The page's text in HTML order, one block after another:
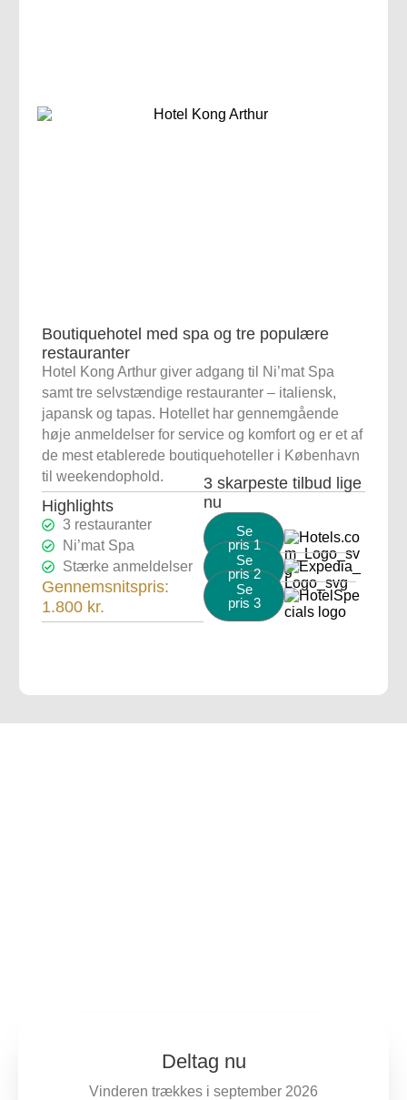
Boutiquehotel med spa og tre populære
restauranter
Hotel Kong Arthur giver adgang til Ni’mat Spa
samt tre selvstændige restauranter – italiensk,
japansk og tapas. Hotellet har gennemgående
høje anmeldelser for service og komfort og er et af
de mest etablerede boutiquehoteller i København
til weekendophold.
Highlights
3 restauranter
Ni’mat Spa
Stærke anmeldelser
Gennemsnitspris:
1.800 kr.
3 skarpeste tilbud lige
nu
Se
pris 1
Se
pris 2
Se
pris 3
Deltag nu
Vinderen trækkes i september 2026